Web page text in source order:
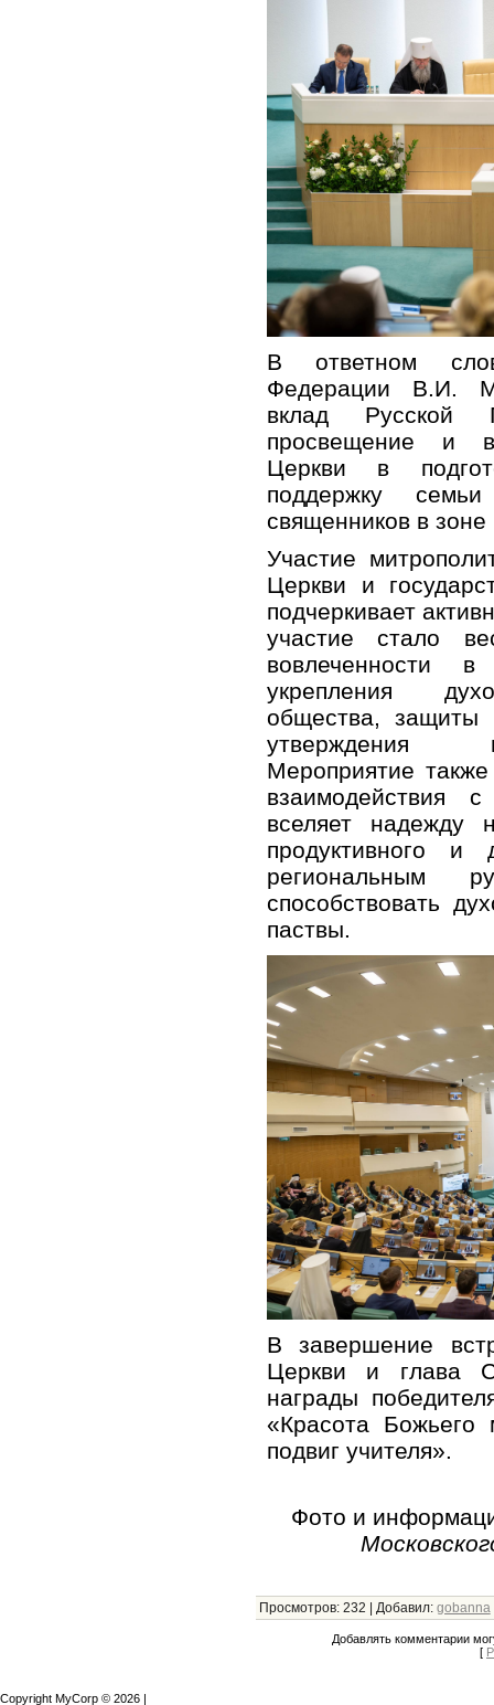
В ответном
Федерации В.И.
вклад Русской
просвещение и
Церкви в
поддержку
священников в
Участие
Церкви и
подчеркивает
участие стало
вовлеченности в
укрепления
общества, защиты
утверждения
Мероприятие
взаимодействия
вселяет надежду
продуктивного и
региональным
способствовать
паствы.
В завершение
Церкви и глава
награды
«Красота
подвиг учителя».
Фото и
Просмотров: 232 | Добавил: gobanna
Добавлять комментарии
[
Copyright MyCorp © 2026 |